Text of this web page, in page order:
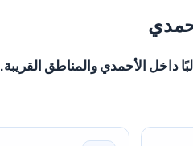
داخل الأحمدي والمناطق القريبة.